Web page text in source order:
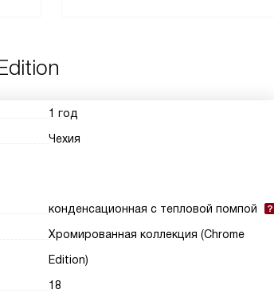
1 год
Чехия
конденсационная с тепловой помпой
Хромированная коллекция (Chrome
Edition)
18